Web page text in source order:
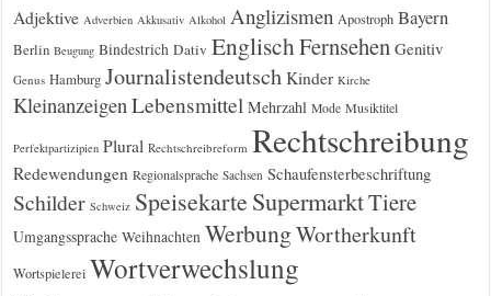
Adjektive Adverbien Akkusativ Alkohol Anglizismen Apostroph Bayern
Berlin Beugung Bindestrich Dativ EnglischFernsehen Genitiv
Genus Hamburg Journalistendeutsch Kinder Kirche
Kleinanzeigen Lebensmittel Mehrzahl Mode Musiktitel
Perfektpartizipien Plural Rechtschreibreform Rechtschreibung
Redewendungen Regionalsprache Sachsen Schaufensterbeschriftung
Schilder Schweiz Speisekarte SupermarktTiere
Umgangssprache Weihnachten WerbungWortherkunft
Wortspielerei Wortverwechslung